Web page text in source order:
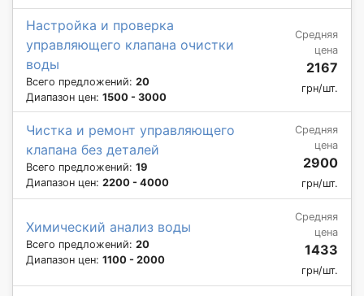
Настройка и проверка
управляющего клапана очистки
воды
Всего предложений: 20
Диапазон цен: 1500 - 3000
Средняя
цена
2167
грн/шт.
Чистка и ремонт управляющего
клапана без деталей
Всего предложений: 19
Диапазон цен: 2200 - 4000
Средняя
цена
2900
грн/шт.
Химический анализ воды
Всего предложений: 20
Диапазон цен: 1100 - 2000
Средняя
цена
1433
грн/шт.